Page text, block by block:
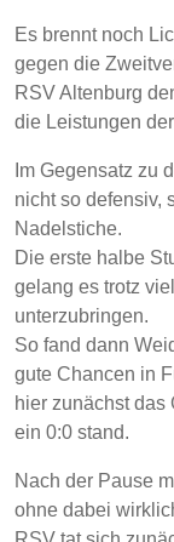
Es brennt noch
gegen die
RSV Altenburg
die Leistungen
Im Gegensatz zu
nicht so defensiv,
Nadelstiche.
Die erste halbe
gelang es trotz
unterzubringen.
So fand dann
gute Chancen in
hier zunächst das
ein 0:0 stand.
Nach der Pause
ohne dabei